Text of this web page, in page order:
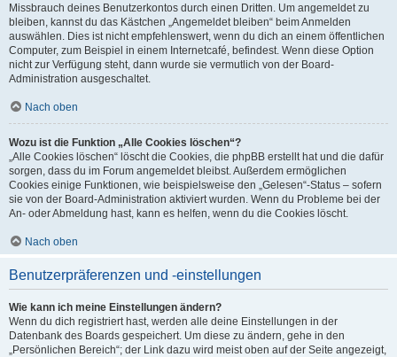
Missbrauch deines Benutzerkontos durch einen Dritten. Um angemeldet zu
bleiben, kannst du das Kästchen „Angemeldet bleiben“ beim Anmelden
auswählen. Dies ist nicht empfehlenswert, wenn du dich an einem öffentlichen
Computer, zum Beispiel in einem Internetcafé, befindest. Wenn diese Option
nicht zur Verfügung steht, dann wurde sie vermutlich von der Board-
Administration ausgeschaltet.
Nach oben
Wozu ist die Funktion „Alle Cookies löschen“?
„Alle Cookies löschen“ löscht die Cookies, die phpBB erstellt hat und die dafür
sorgen, dass du im Forum angemeldet bleibst. Außerdem ermöglichen
Cookies einige Funktionen, wie beispielsweise den „Gelesen“-Status – sofern
sie von der Board-Administration aktiviert wurden. Wenn du Probleme bei der
An- oder Abmeldung hast, kann es helfen, wenn du die Cookies löscht.
Nach oben
Benutzerpräferenzen und -einstellungen
Wie kann ich meine Einstellungen ändern?
Wenn du dich registriert hast, werden alle deine Einstellungen in der
Datenbank des Boards gespeichert. Um diese zu ändern, gehe in den
„Persönlichen Bereich“; der Link dazu wird meist oben auf der Seite angezeigt,